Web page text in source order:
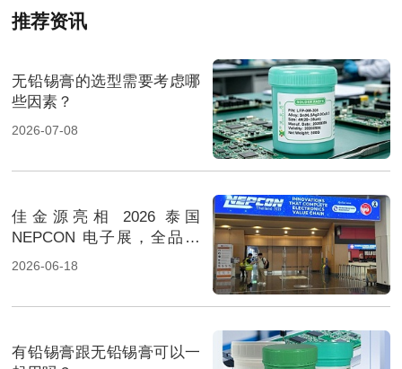
推荐资讯
无铅锡膏的选型需要考虑哪
些因素？
2026-07-08
佳金源亮相 2026 泰国
NEPCON 电子展，全品类
焊料重磅展出，高性能锡膏
2026-06-18
有铅锡膏跟无铅锡膏可以一